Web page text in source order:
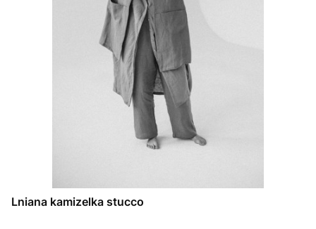
Lniana kamizelka stucco